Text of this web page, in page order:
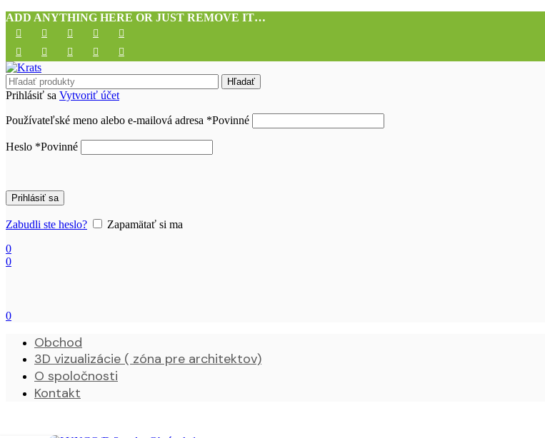
ADD ANYTHING HERE OR JUST REMOVE IT…
Hľadať
Prihlásiť sa Vytvoriť účet
Používateľské meno alebo e-mailová adresa *Povinné
Heslo *Povinné
Prihlásiť sa
Zabudli ste heslo?
Zapamätať si ma
0
0
0
Obchod
3D vizualizácie ( zóna pre architektov)
O spoločnosti
Kontakt